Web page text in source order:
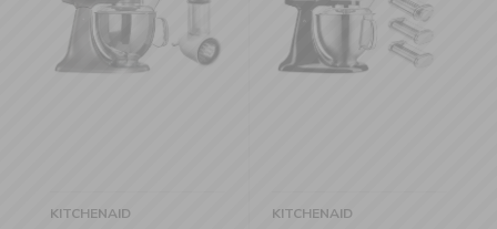
KITCHENAID KITCHENAID